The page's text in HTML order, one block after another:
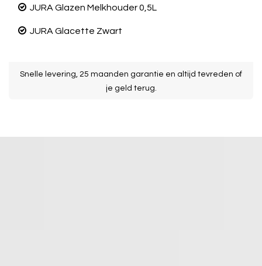
JURA Glazen Melkhouder 0,5L
JURA Glacette Zwart
Snelle levering, 25 maanden garantie en altijd tevreden of
je geld terug.